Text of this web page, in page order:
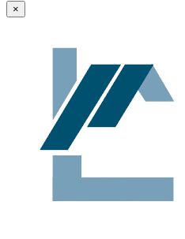
×